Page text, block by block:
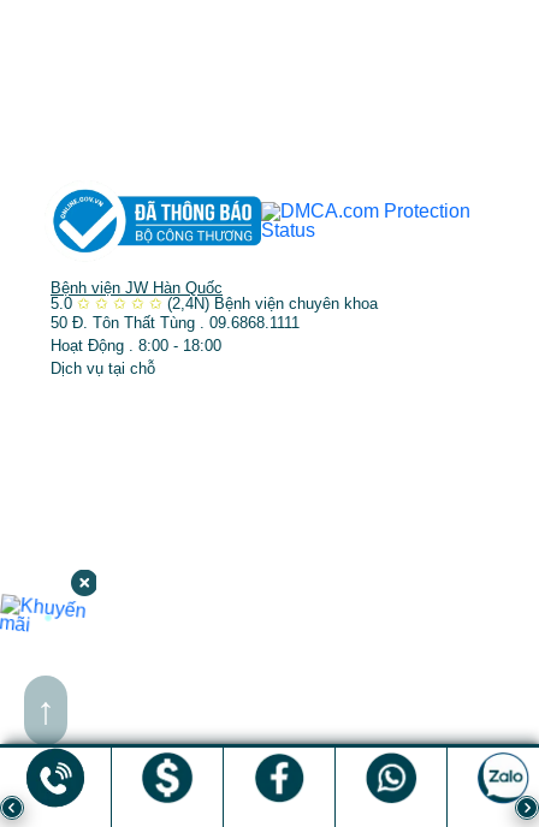
↑
Bệnh viện JW Hàn Quốc
5.0 ✩ ✩ ✩ ✩ ✩ (2,4N) Bệnh viện chuyên khoa
50 Đ. Tôn Thất Tùng . 09.6868.1111
Hoạt Động . 8:00 - 18:00
Dịch vụ tại chỗ